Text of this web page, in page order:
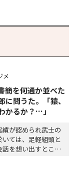
メ
簡を何通か並べた
問うた。「猿、
かるか？…」
が認められ武士の
ては、足軽組頭と
を想い出すとこん